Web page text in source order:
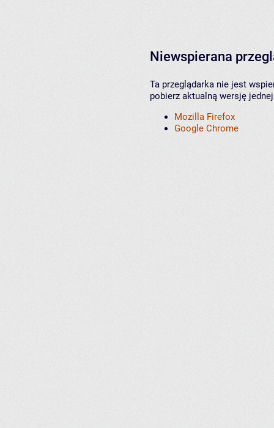
Niewspierana
Ta przeglądarka nie jest
pobierz aktualną wersję
Mozilla Firefox
Google Chrome